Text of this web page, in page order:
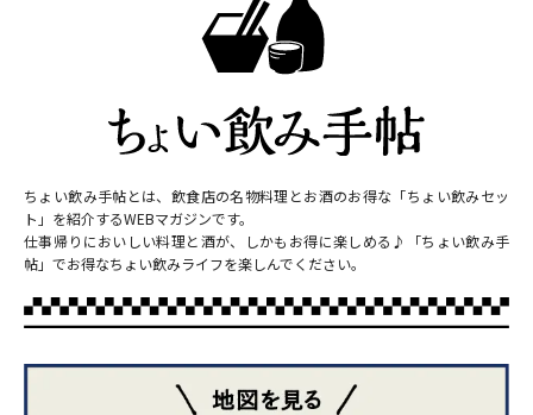
ちょい飲み手帖とは、飲食店の名物料理とお酒のお得な「ちょい飲みセッ
ト」を紹介するWEBマガジンです。
仕事帰りにおいしい料理と酒が、しかもお得に楽しめる♪「ちょい飲み手
帖」でお得なちょい飲みライフを楽しんでください。